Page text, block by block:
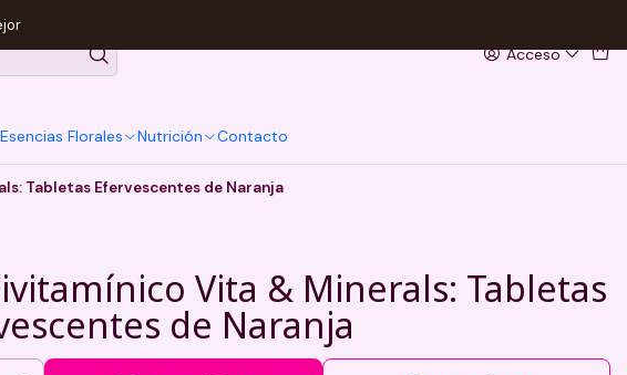
Acceso
Esencias Florales Nutrición Contacto
Tabletas Efervescentes de Naranja
Vita & Minerals: Tabletas
de Naranja